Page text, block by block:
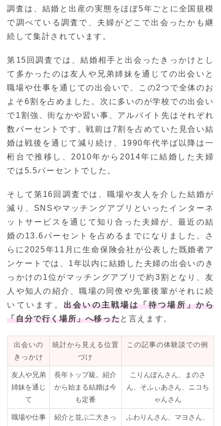
調査は、結婚と出産の実態をほぼ5年ごとに全国規模
で調べている調査で、夫婦がどこで出会ったかも継
続して集計されています。
第15回調査では、結婚相手と出会ったきっかけとし
て多かったのは友人や兄弟姉妹を通じての出会いと
職場や仕事を通じての出会いで、この2つで全体のお
よそ6割を占めました。次に多いのが学校での出会い
で1割強、街なかや習い事、アルバイト先はそれぞれ
数パーセントです。戦前は7割を占めていた見合い結
婚は戦後を通じて減り続け、1990年代半ば以降は一
桁台で推移し、2010年から2014年に結婚した夫婦
では5.5パーセントでした。
そして第16回調査では、職場や友人を介した結婚が
減り、SNSやマッチングアプリといったインターネ
ットサービスを通じて知り合った夫婦が、最近の結
婚の13.6パーセントを占めるまでになりました。さ
らに2025年11月に生命保険会社が公表した既婚者ア
ンケートでは、1年以内に結婚した夫婦の出会いのき
っかけの1位がマッチングアプリで約3割となり、友
人や知人の紹介、職場の同僚や先輩後輩がそれに続
いています。出会いの主戦場は「待つ場所」から
「自分で行く場所」へ移ったと言えます。
出会いの
きっかけ
統計から見える位置
づけ
この記事の体験談での例
友人や兄弟
姉妹を通じ
て
長年トップ級。紹介
から始まる結婚は今
も定番
こりんぽんさん、まのさ
ん、そふぃあさん、ニコち
ゃんさん
職場や仕事
紹介と並ぶ二大きっ
ふわりんさん、マヨさん、